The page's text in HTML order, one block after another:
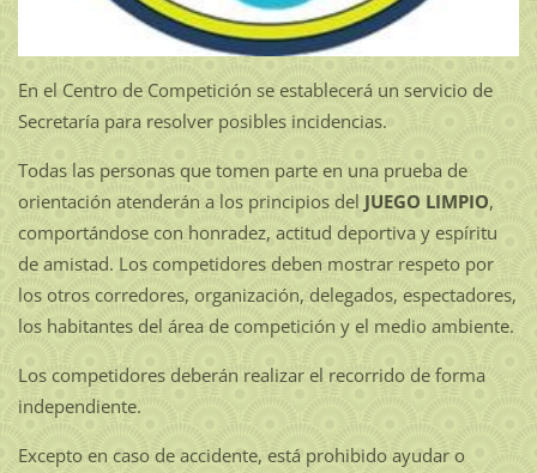
En el Centro de Competición se establecerá un servicio de
Secretaría para resolver posibles incidencias.
Todas las personas que tomen parte en una prueba de
orientación atenderán a los principios del JUEGO LIMPIO,
comportándose con honradez, actitud deportiva y espíritu
de amistad. Los competidores deben mostrar respeto por
los otros corredores, organización, delegados, espectadores,
los habitantes del área de competición y el medio ambiente.
Los competidores deberán realizar el recorrido de forma
independiente.
Excepto en caso de accidente, está prohibido ayudar o